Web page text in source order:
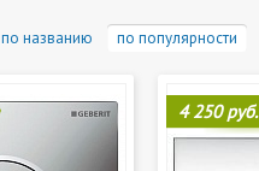
по названию по популярности
4 250 руб.